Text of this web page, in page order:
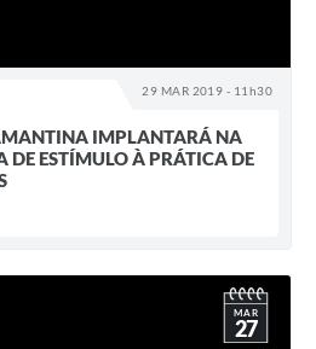
29 MAR 2019 - 11h30
IMPLANTARÁ NA
DE ESTÍMULO À PRÁTICA DE
MAR
27